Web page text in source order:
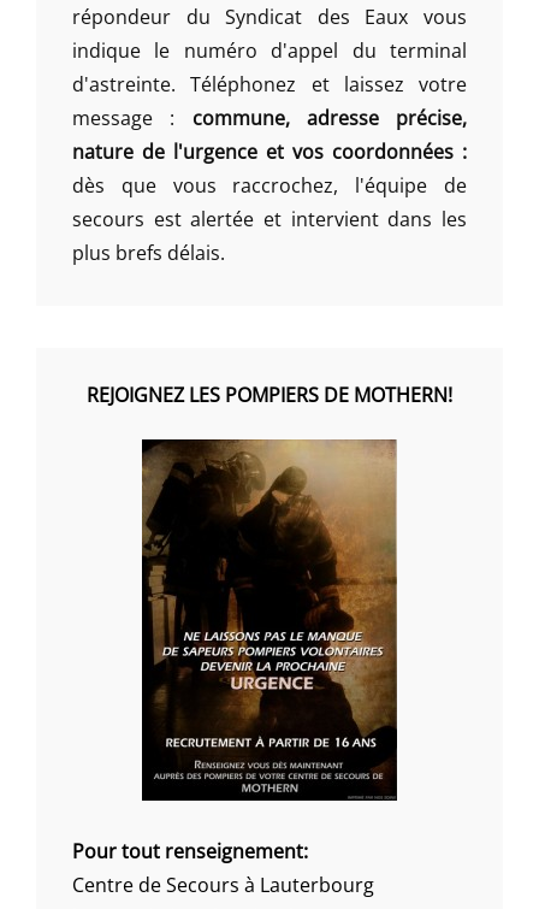
répondeur du Syndicat des Eaux vous
indique le numéro d'appel du terminal
d'astreinte. Téléphonez et laissez votre
message : commune, adresse précise,
nature de l'urgence et vos coordonnées :
dès que vous raccrochez, l'équipe de
secours est alertée et intervient dans les
plus brefs délais.
REJOIGNEZ LES POMPIERS DE MOTHERN!
Pour tout renseignement:
Centre de Secours à Lauterbourg